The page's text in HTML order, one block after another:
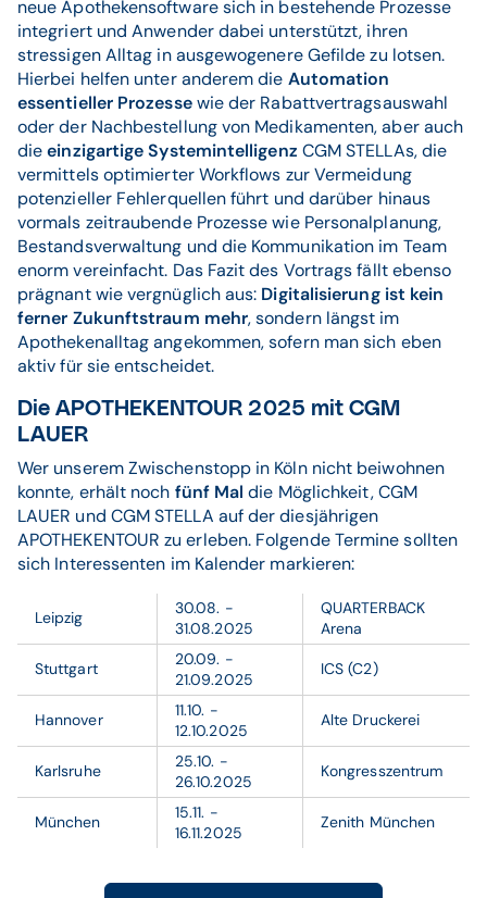
neue Apothekensoftware sich in bestehende Prozesse
integriert und Anwender dabei unterstützt, ihren
stressigen Alltag in ausgewogenere Gefilde zu lotsen.
Hierbei helfen unter anderem die Automation
essentieller Prozessewie der Rabattvertragsauswahl
oder der Nachbestellung von Medikamenten, aber auch
dieeinzigartige Systemintelligenz CGM STELLAs, die
vermittels optimierter Workflows zur Vermeidung
potenzieller Fehlerquellen führt und darüber hinaus
vormals zeitraubende Prozesse wie Personalplanung,
Bestandsverwaltung und die Kommunikation im Team
enorm vereinfacht. Das Fazit des Vortrags fällt ebenso
prägnant wie vergnüglich aus: Digitalisierung ist kein
ferner Zukunftstraum mehr, sondern längst im
Apothekenalltag angekommen, sofern man sich eben
aktiv für sie entscheidet.
Die APOTHEKENTOUR 2025 mit CGM
LAUER
Wer unserem Zwischenstopp in Köln nicht beiwohnen
konnte, erhält noch fünf Mal die Möglichkeit, CGM
LAUER und CGM STELLA auf der diesjährigen
APOTHEKENTOUR zu erleben. Folgende Termine sollten
sich Interessenten im Kalender markieren:
Leipzig
30.08. -
31.08.2025
QUARTERBACK
Arena
Stuttgart
20.09. -
21.09.2025
ICS (C2)
Hannover
11.10. -
12.10.2025
Alte Druckerei
Karlsruhe
25.10. -
26.10.2025
Kongresszentrum
München
15.11. -
16.11.2025
Zenith München